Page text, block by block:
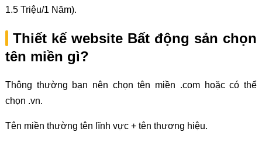
1.5 Triệu/1 Năm).
Thiết kế website Bất động sản chọn
tên miền gì?
Thông thường bạn nên chọn tên miền .com hoặc có thể
chọn .vn.
Tên miền thường tên lĩnh vực + tên thương hiệu.